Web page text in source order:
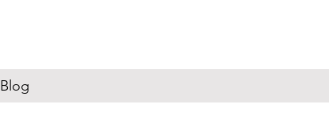
Blog